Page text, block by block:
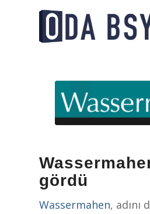
gördü
Wassermahen,